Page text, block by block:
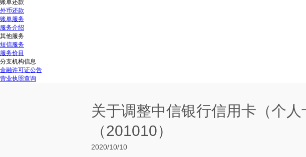
账单还款
外币还款
账单服务
服务介绍
其他服务
短信服务
服务价目
分支机构信息
金融许可证公告
营业执照查询
关于调整中信银行信用卡（个
（201010）
2020/10/10